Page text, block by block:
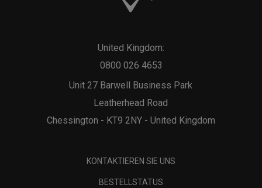
Unit 27 Barwell Business Park
Leatherhead Road
Chessington - KT9 2NY - United Kingdom
United Kingdom:
0800 026 4653
KONTAKTIEREN SIE UNS
BESTELLSTATUS